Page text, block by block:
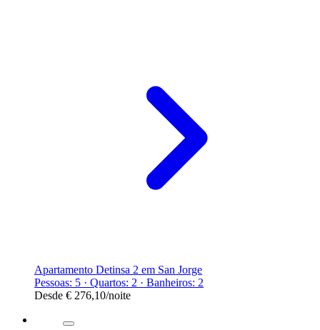
Apartamento Detinsa 2 em San Jorge
Pessoas: 5 · Quartos: 2 · Banheiros: 2
Desde € 276,10/noite